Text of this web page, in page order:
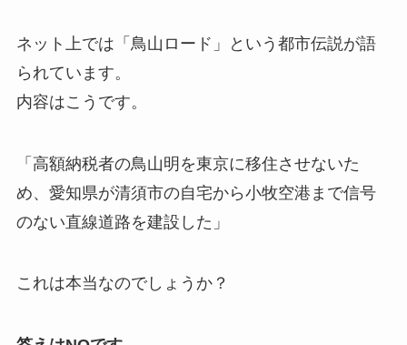
ネット上では「鳥山ロード」という都市伝説が語
られています。
内容はこうです。
「高額納税者の鳥山明を東京に移住させないた
め、愛知県が清須市の自宅から小牧空港まで信号
のない直線道路を建設した」
これは本当なのでしょうか？